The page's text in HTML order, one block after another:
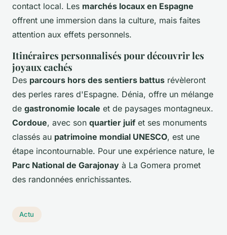
contact local. Les marchés locaux en Espagne
offrent une immersion dans la culture, mais faites
attention aux effets personnels.
Itinéraires personnalisés pour découvrir les
joyaux cachés
Des parcours hors des sentiers battus révèleront
des perles rares d'Espagne. Dénia, offre un mélange
de gastronomie locale et de paysages montagneux.
Cordoue, avec son quartier juif et ses monuments
classés au patrimoine mondial UNESCO, est une
étape incontournable. Pour une expérience nature, le
Parc National de Garajonay à La Gomera promet
des randonnées enrichissantes.
Actu